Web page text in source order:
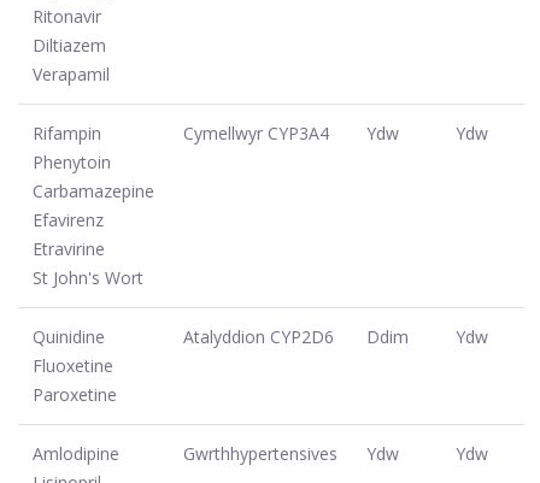
Ritonavir
Diltiazem
Verapamil
Rifampin
Phenytoin
Carbamazepine
Efavirenz
Etravirine
St John's Wort
Cymellwyr CYP3A4 Ydw Ydw
Quinidine
Fluoxetine
Paroxetine
Atalyddion CYP2D6 Ddim Ydw
Amlodipine
Gwrthhypertensives Ydw Ydw